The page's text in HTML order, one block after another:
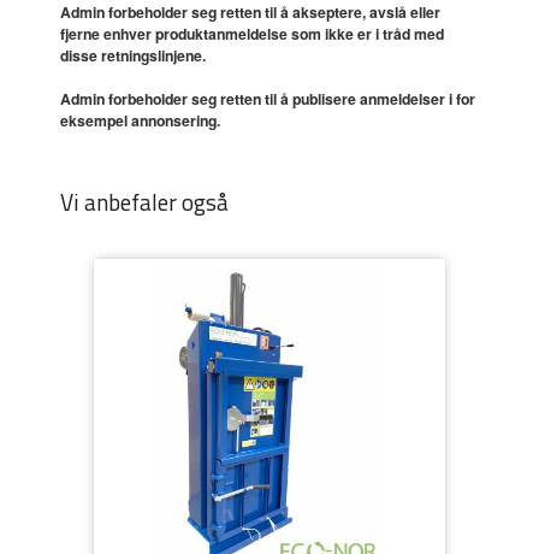
Admin forbeholder seg retten til å akseptere, avslå eller
fjerne enhver produktanmeldelse som ikke er i tråd med
disse retningslinjene.
Admin forbeholder seg retten til å publisere anmeldelser i for
eksempel annonsering.
Vi anbefaler også